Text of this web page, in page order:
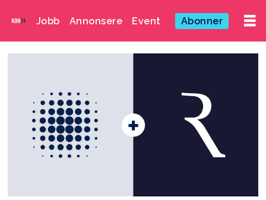
Jobb Annonsere Event Abonner